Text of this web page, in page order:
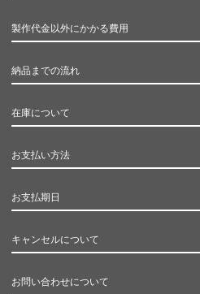
製作代金以外にかかる費用
納品までの流れ
在庫について
お支払い方法
お支払期日
キャンセルについて
お問い合わせについて